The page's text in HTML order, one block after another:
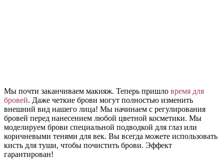
Мы почти заканчиваем макияж. Теперь пришло время для
бровей. Даже четкие брови могут полностью изменить
внешний вид нашего лица! Мы начинаем с регулирования
бровей перед нанесением любой цветной косметики. Мы
моделируем брови специальной подводкой для глаз или
коричневыми тенями для век. Вы всегда можете использовать
кисть для туши, чтобы почистить брови. Эффект
гарантирован!